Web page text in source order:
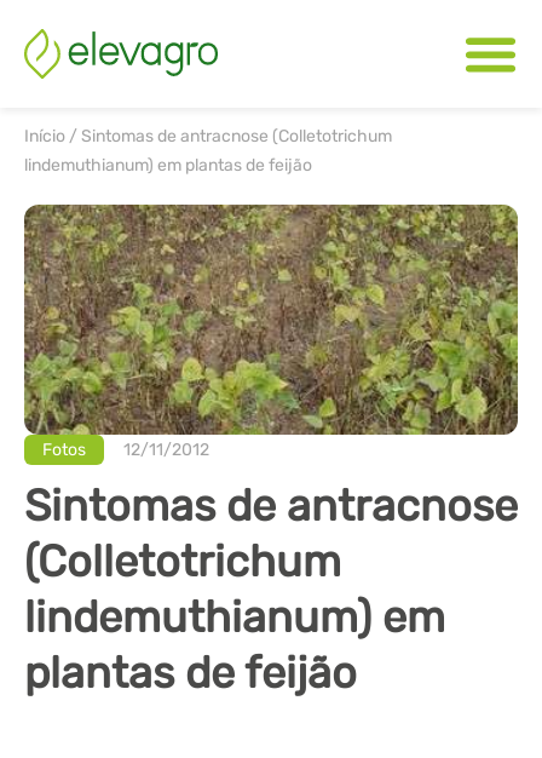
Início /Sintomas de antracnose (Colletotrichum
lindemuthianum) em plantas de feijão
Fotos 12/11/2012
Sintomas de antracnose
(Colletotrichum
lindemuthianum) em
plantas de feijão